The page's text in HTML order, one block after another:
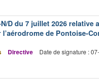
N/D du 7 juillet 2026
de Pontoise-
Directive Date de signature :